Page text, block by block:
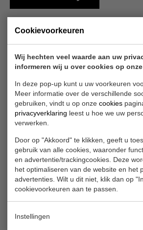
Cookievoorkeuren
Wij hechten veel waarde aan uw
informeren wij u over cookies op
In deze pop-up kunt u uw voorkeuren
Meer informatie over de verschillende
gebruiken, vindt u op onze cookies
privacyverklaring leest u hoe we uw
verwerken.
Door op "Akkoord" te klikken, geeft u
gebruik van alle cookies, waaronder
en advertentie/trackingcookies. Deze
het optimaliseren van de website en het
advertenties. Wilt u dit niet, klik dan op
cookievoorkeuren aan te passen.
Instellingen